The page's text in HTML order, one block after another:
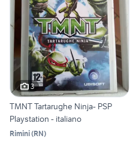
3
TMNT Tartarughe Ninja- PSP
Playstation - italiano
Rimini(RN)